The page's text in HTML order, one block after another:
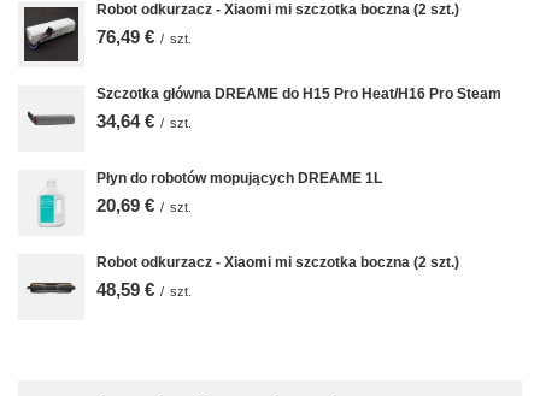
Robot odkurzacz - Xiaomi mi szczotka boczna (2 szt.)
76,49 € / szt.
Szczotka główna DREAME do H15 Pro Heat/H16 Pro Steam
34,64 € / szt.
Płyn do robotów mopujących DREAME 1L
20,69 € / szt.
Robot odkurzacz - Xiaomi mi szczotka boczna (2 szt.)
48,59 € / szt.